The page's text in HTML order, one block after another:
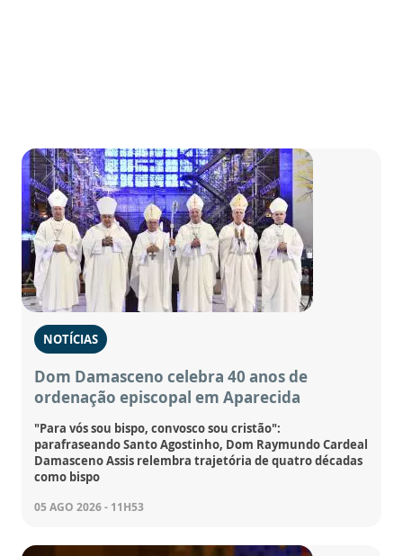
NOTÍCIAS
Dom Damasceno celebra 40 anos de
ordenação episcopal em Aparecida
"Para vós sou bispo, convosco sou cristão":
parafraseando Santo Agostinho, Dom Raymundo Cardeal
Damasceno Assis relembra trajetória de quatro décadas
como bispo
05 AGO 2026 - 11H53